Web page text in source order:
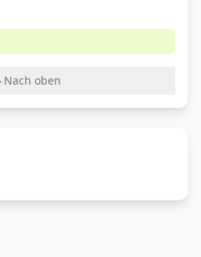
Nach oben